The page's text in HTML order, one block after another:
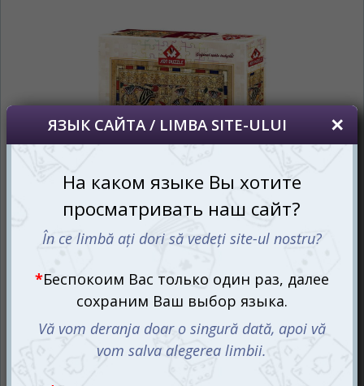
Если вы хотите переключить язык
сайта, то это можно всегда сделать в
правом верхнем углу страницы.
Dacă doriți să schimbați limba site-ului, puteți
oricând să faceți asta în colțul din dreapta sus
RO RU